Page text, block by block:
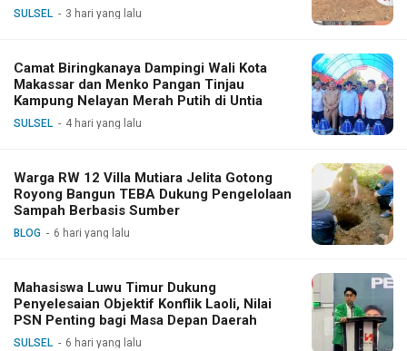
SULSEL 3 hari yang lalu
Camat Biringkanaya Dampingi Wali Kota
Makassar dan Menko Pangan Tinjau
Kampung Nelayan Merah Putih di Untia
SULSEL 4 hari yang lalu
Warga RW 12 Villa Mutiara Jelita Gotong
Royong Bangun TEBA Dukung Pengelolaan
Sampah Berbasis Sumber
BLOG 6 hari yang lalu
Mahasiswa Luwu Timur Dukung
Penyelesaian Objektif Konflik Laoli, Nilai
PSN Penting bagi Masa Depan Daerah
SULSEL 6 hari yang lalu